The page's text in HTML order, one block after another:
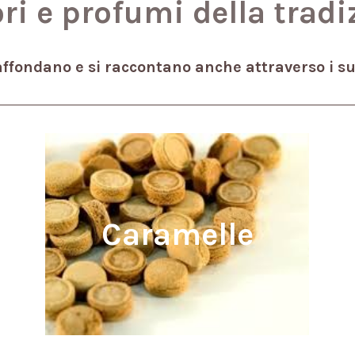
e profumi della
e si raccontano anche attraverso i
Caramelle
Come quelle che aveva sempre la nonna
nella borsetta! Piccoli scrigni che
sprigionano sapori intensi e indimenticabili.